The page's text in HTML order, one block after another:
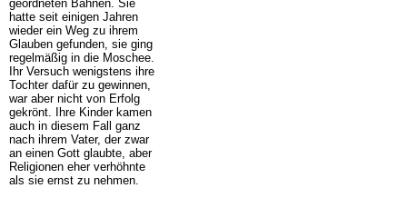
geordneten Bahnen. Sie
hatte seit einigen Jahren
wieder ein Weg zu ihrem
Glauben gefunden, sie ging
regelmäßig in die Moschee.
Ihr Versuch wenigstens ihre
Tochter dafür zu gewinnen,
war aber nicht von Erfolg
gekrönt. Ihre Kinder kamen
auch in diesem Fall ganz
nach ihrem Vater, der zwar
an einen Gott glaubte, aber
Religionen eher verhöhnte
als sie ernst zu nehmen.